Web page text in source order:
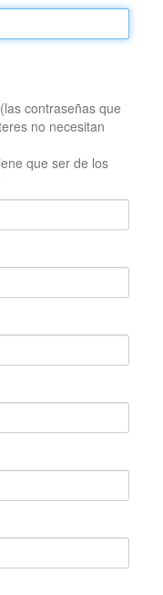
contraseñas que
no necesitan
que ser de los